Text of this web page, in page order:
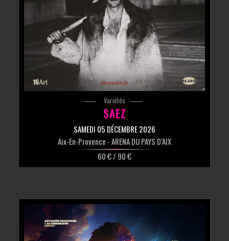
Variétés
SAEZ
SAMEDI 05 DÉCEMBRE 2026
Aix-En-Provence - ARENA DU PAYS D’AIX
60 € / 90 €